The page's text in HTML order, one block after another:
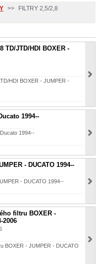
>>
FILTRY 2,5/2,8
TD/JTD/HDI BOXER -
HDI BOXER - JUMPER -
1994--
1994--
- DUCATO 1994--
- DUCATO 1994--
filtru BOXER -
2006
BOXER - JUMPER - DUCATO